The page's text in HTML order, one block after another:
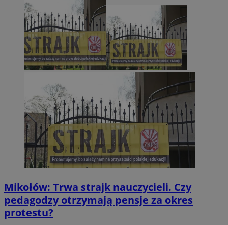
Mikołów: Trwa strajk nauczycieli. Czy
pedagodzy otrzymają pensje za okres
protestu?